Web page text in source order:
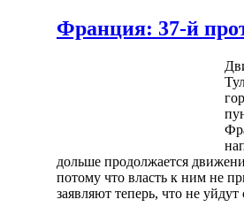
Франция: 37-й
дольше продолжается
потому что власть к ним не
заявляют теперь, что не